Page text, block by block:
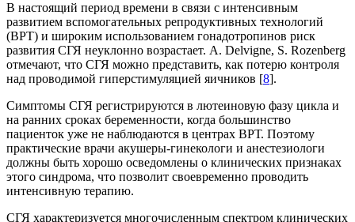
В настоящий период времени в связи с интенсивным
развитием вспомогательных репродуктивных технологий
(ВРТ) и широким использованием гонадотропинов риск
развития СГЯ неуклонно возрастает. А. Delvigne, S. Rozenberg
отмечают, что СГЯ можно представить, как потерю контроля
над проводимой гиперстимуляцией яичников [8].
Симптомы СГЯ регистрируются в лютеиновую фазу цикла и
на ранних сроках беременности, когда большинство
пациенток уже не наблюдаются в центрах ВРТ. Поэтому
практические врачи акушеры-гинекологи и анестезиологи
должны быть хорошо осведомлены о клинических признаках
этого синдрома, что позволит своевременно проводить
интенсивную терапию.
СГЯ характеризуется многочисленным спектром клинических